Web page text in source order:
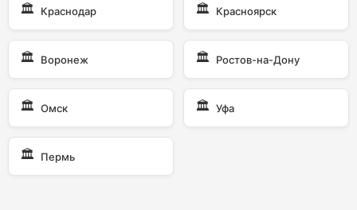
🏛️ Краснодар 🏛️ Красноярск
🏛️ Воронеж 🏛️ Ростов-на-Дону
🏛️ Омск 🏛️ Уфа
🏛️ Пермь